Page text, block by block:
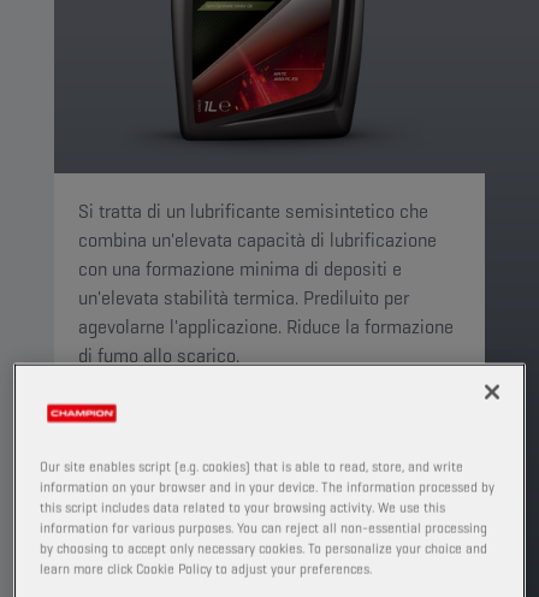
Si tratta di un lubrificante semisintetico che
combina un'elevata capacità di lubrificazione
con una formazione minima di depositi e
un'elevata stabilità termica. Prediluito per
agevolarne l'applicazione. Riduce la formazione
di fumo allo scarico.
Guarda i formati e le confezioni disponibili
TROVA UN PUNTO VENDITA
TDS
Our site enables script (e.g. cookies) that is able to read, store, and write
information on your browser and in your device. The information processed by
this script includes data related to your browsing activity. We use this
information for various purposes. You can reject all non-essential processing
by choosing to accept only necessary cookies. To personalize your choice and
learn more click Cookie Policy to adjust your preferences.